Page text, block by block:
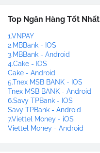
Top Ngân Hàng Tốt Nhất
1.VNPAY
2.MBBank - IOS
3.MBBank - Android
4.Cake - IOS
Cake - Android
5.Tnex MSB BANK - IOS
Tnex MSB BANK - Android
6.Savy TPBank - IOS
Savy TPBank - Android
7.Viettel Money - iOS
Viettel Money - Android